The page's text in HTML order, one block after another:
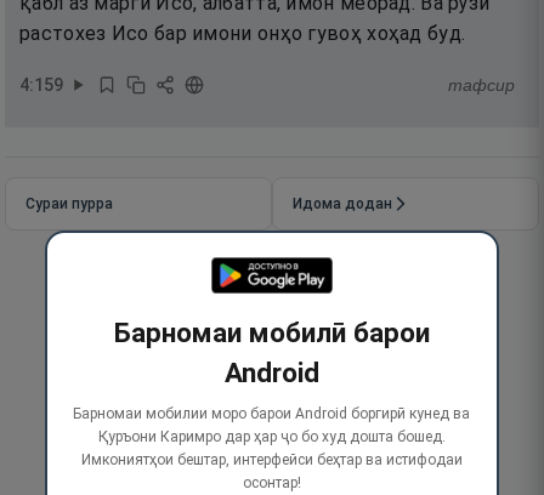
растохез Исо бар имони онҳо гувоҳ хоҳад буд.
4:159 тафсир
Сураи пурра Идома додан
Барномаи мобилӣ барои
Android
Барномаи мобилии моро барои Android боргирӣ кунед ва
Қуръони Каримро дар ҳар ҷо бо худ дошта бошед.
Имкониятҳои бештар, интерфейси беҳтар ва истифодаи
осонтар!